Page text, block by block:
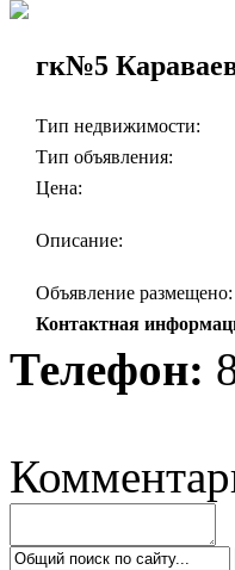
гк№5
Тип недвижимости:
Тип объявления:
Цена:
Описание:
Объявление размещено:
Контактная
Телефон: